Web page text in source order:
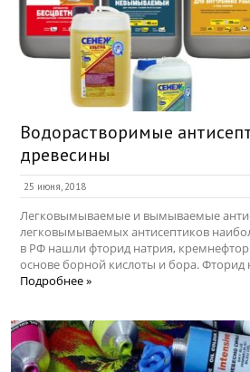
Водорастворимые
древесины
25 июня, 2018
Легковымываемые и вымываемые
легковымываемых антисептиков
в РФ нашли фторид натрия,
основе борной кислоты и бора. Фторид
Подробнее »